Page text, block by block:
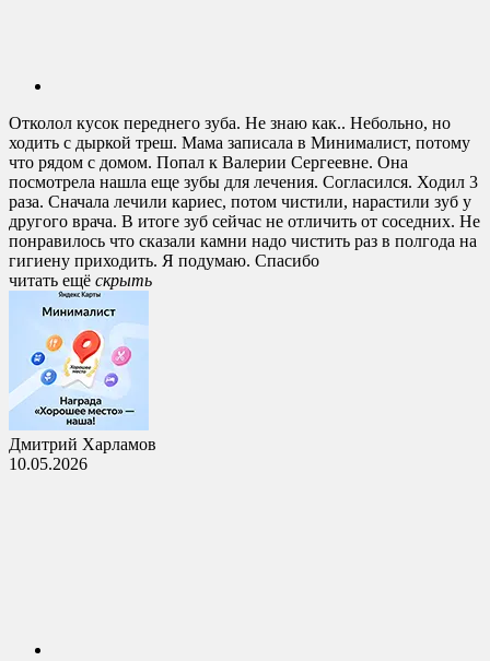
Отколол кусок переднего зуба. Не знаю как.. Небольно, но
ходить с дыркой треш. Мама записала в Минималист, потому
что рядом с домом. Попал к Валерии Сергеевне. Она
посмотрела нашла еще зубы для лечения. Согласился. Ходил 3
раза. Сначала лечили кариес, потом чистили, нарастили зуб у
другого врача. В итоге зуб сейчас не отличить от соседних. Не
понравилось что сказали камни надо чистить раз в полгода на
гигиену приходить. Я подумаю. Спасибо
читать ещё cкрыть
Дмитрий Харламов
10.05.2026